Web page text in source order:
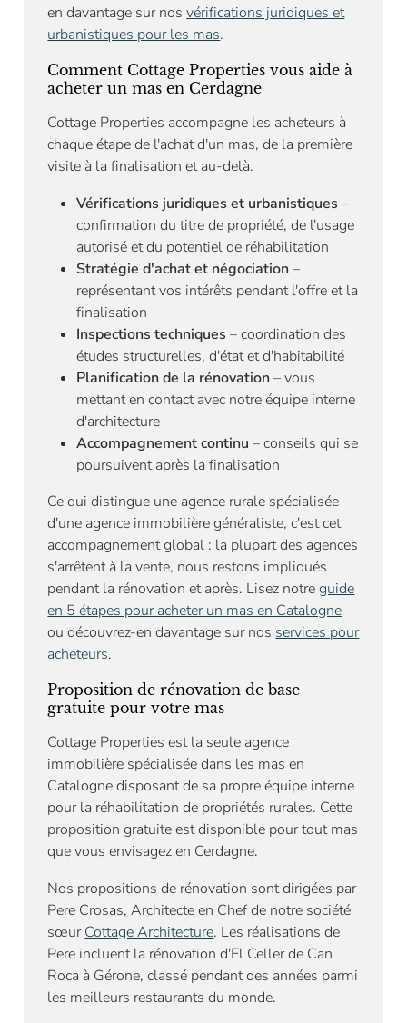
en davantage sur nosvérifications juridiques et
urbanistiques pour les mas.
Comment Cottage Properties vous aide à
acheter un mas en Cerdagne
Cottage Properties accompagne les acheteurs à
chaque étape de l'achat d'un mas, de la première
visite à la finalisation et au-delà.
Vérifications juridiques et urbanistiques –
confirmation du titre de propriété, de l'usage
autorisé et du potentiel de réhabilitation
Stratégie d'achat et négociation–
représentant vos intérêts pendant l'offre et la
finalisation
Inspections techniques – coordination des
études structurelles, d'état et d'habitabilité
Planification de la rénovation– vous
mettant en contact avec notre équipe interne
d'architecture
Accompagnement continu – conseils qui se
poursuivent après la finalisation
Ce qui distingue une agence rurale spécialisée
d'une agence immobilière généraliste, c'est cet
accompagnement global : la plupart des agences
s'arrêtent à la vente, nous restons impliqués
pendant la rénovation et après. Lisez notreguide
en 5 étapes pour acheter un mas en Catalogne
ou découvrez-en davantage sur nos services pour
acheteurs.
Proposition de rénovation de base
gratuite pour votre mas
Cottage Properties est la seule agence
immobilière spécialisée dans les mas en
Catalogne disposant de sa propre équipe interne
pour la réhabilitation de propriétés rurales. Cette
proposition gratuite est disponible pour tout mas
que vous envisagez en Cerdagne.
Nos propositions de rénovation sont dirigées par
Pere Crosas, Architecte en Chef de notre société
sœurCottage Architecture. Les réalisations de
Pere incluent la rénovation d'El Celler de Can
Roca à Gérone, classé pendant des années parmi
les meilleurs restaurants du monde.